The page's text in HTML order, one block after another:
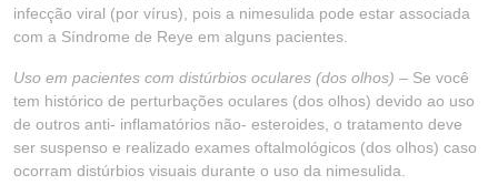
infecção viral (por vírus), pois a nimesulida pode estar associada
com a Síndrome de Reye em alguns pacientes.
Uso em pacientes com distúrbios oculares (dos olhos) – Se você
tem histórico de perturbações oculares (dos olhos) devido ao uso
de outros anti- inflamatórios não- esteroides, o tratamento deve
ser suspenso e realizado exames oftalmológicos (dos olhos) caso
ocorram distúrbios visuais durante o uso da nimesulida.